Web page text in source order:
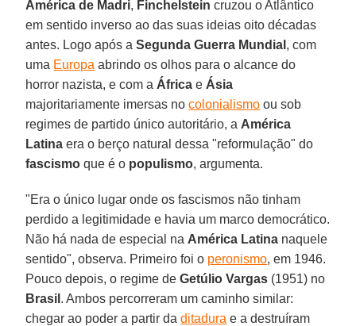
América de Madri, Finchelstein cruzou o Atlântico
em sentido inverso ao das suas ideias oito décadas
antes. Logo após aSegunda Guerra Mundial , com
uma Europa abrindo os olhos para o alcance do
horror nazista, e com a África e Ásia
majoritariamente imersas nocolonialismo ou sob
regimes de partido único autoritário, a América
Latina era o berço natural dessa "reformulação" do
fascismo que é o populismo, argumenta.
"Era o único lugar onde os fascismos não tinham
perdido a legitimidade e havia um marco democrático.
Não há nada de especial na América Latina naquele
sentido", observa. Primeiro foi o peronismo, em 1946.
Pouco depois, o regime deGetúlio Vargas (1951) no
Brasil . Ambos percorreram um caminho similar:
chegar ao poder a partir daditadura e a destruíram